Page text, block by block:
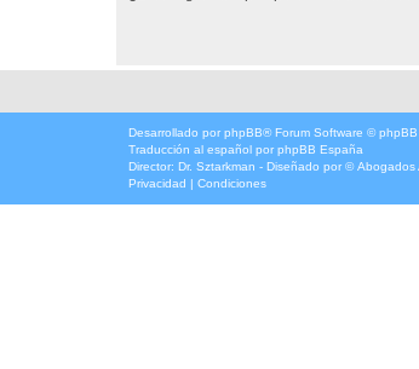
Desarrollado por phpBB® Forum Software © phpBB
Traducción al español por phpBB España
Director: Dr. Sztarkman - Diseñado por ©Abogados
Privacidad | Condiciones